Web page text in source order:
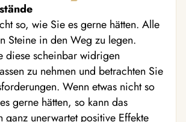
so, wie Sie es gerne hätten. Alle
Steine in den Weg zu legen.
diese scheinbar widrigen
zu nehmen und betrachten Sie
Wenn etwas nicht so
gerne hätten, so kann das
ganz unerwartet positive Effekte